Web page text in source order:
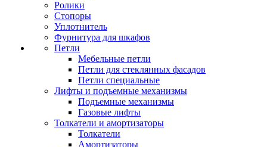
Ролики
Стопоры
Уплотнитель
Фурнитура для шкафов
Петли
Мебельные петли
Петли для стеклянных фасадов
Петли специальные
Лифты и подъемные механизмы
Подъемные механизмы
Газовые лифты
Толкатели и амортизаторы
Толкатели
Амортизаторы